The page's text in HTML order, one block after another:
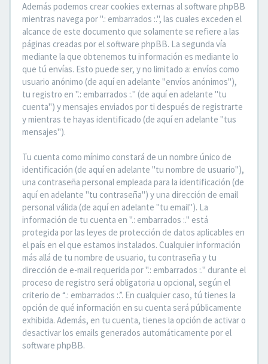
Además podemos crear cookies externas al software phpBB
mientras navega por ".: embarrados :.", las cuales exceden el
alcance de este documento que solamente se refiere a las
páginas creadas por el software phpBB. La segunda vía
mediante la que obtenemos tu información es mediante lo
que tú envías. Esto puede ser, y no limitado a: envíos como
usuario anónimo (de aquí en adelante "envíos anónimos"),
tu registro en ".: embarrados :." (de aquí en adelante "tu
cuenta") y mensajes enviados por ti después de registrarte
y mientras te hayas identificado (de aquí en adelante "tus
mensajes").
Tu cuenta como mínimo constará de un nombre único de
identificación (de aquí en adelante "tu nombre de usuario"),
una contraseña personal empleada para la identificación (de
aquí en adelante "tu contraseña") y una dirección de email
personal válida (de aquí en adelante "tu email"). La
información de tu cuenta en ".: embarrados :." está
protegida por las leyes de protección de datos aplicables en
el país en el que estamos instalados. Cualquier información
más allá de tu nombre de usuario, tu contraseña y tu
dirección de e-mail requerida por ".: embarrados :." durante el
proceso de registro será obligatoria u opcional, según el
criterio de “.: embarrados :.”. En cualquier caso, tú tienes la
opción de qué información en su cuenta será públicamente
exhibida. Además, en tu cuenta, tienes la opción de activar o
desactivar los emails generados automáticamente por el
software phpBB.